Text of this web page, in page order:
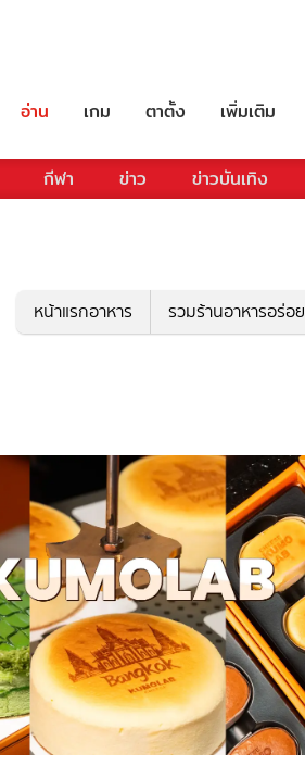
อ่าน เกม ตาตั้ง เพิ่มเติม
กีฬา ข่าว ข่าวบันเทิง
หน้าแรกอาหาร รวมร้านอาหารอร่อย